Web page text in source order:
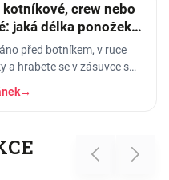
kotníkové, crew nebo
jaká délka ponožek k
před botníkem, v ruce
a hrabete se v zásuvce s
vytáhnete kotníkové, obujete
→
Previous Next